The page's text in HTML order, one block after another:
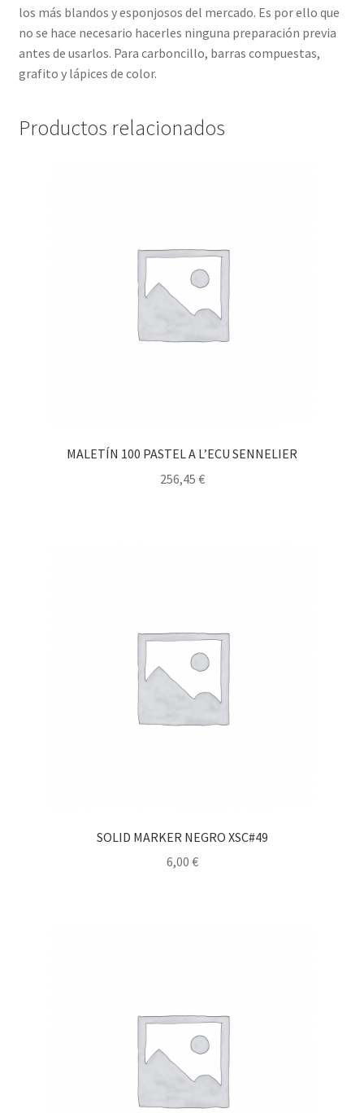
los más blandos y esponjosos del mercado. Es por ello que
no se hace necesario hacerles ninguna preparación previa
antes de usarlos. Para carboncillo, barras compuestas,
grafito y lápices de color.
Productos relacionados
MALETÍN 100 PASTEL A L’ECU SENNELIER
256,45 €
SOLID MARKER NEGRO XSC#49
6,00 €